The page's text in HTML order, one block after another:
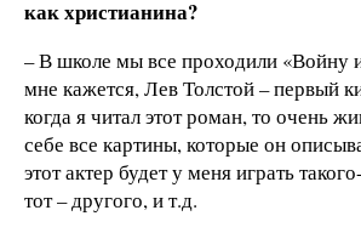
как христианина?
– В школе мы все проходили «Войну
мне кажется, Лев Толстой – первый
когда я читал этот роман, то очень
себе все картины, которые он
этот актер будет у меня играть
тот – другого, и т.д.